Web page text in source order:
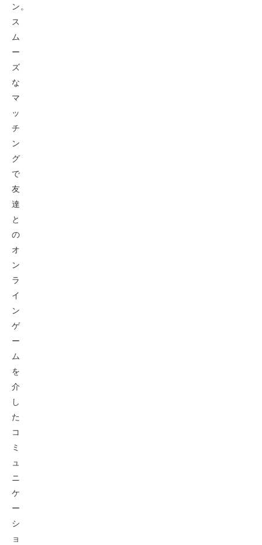
ン。
ス
ム
ー
ズ
な
マ
ッ
チ
ン
グ
で
友
達
と
の
オ
ン
ラ
イ
ン
ゲ
ー
ム
を
介
し
た
コ
ミ
ュ
ニ
ケ
ー
シ
ョ